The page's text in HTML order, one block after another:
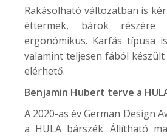
Rakásolható változatban is
éttermek, bárok
ergonómikus. Karfás típusa
valamint teljesen fából
elérhető.
Benjamin Hubert terve a
A 2020-as év German Design
a HULA bárszék. Állítható